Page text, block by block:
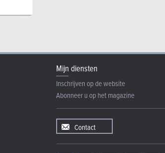
Mijn diensten
Inschrijven op de website
Abonneer u op het magazine
Contact